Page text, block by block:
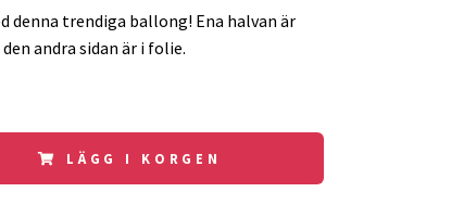
denna trendiga ballong! Ena halvan är
andra sidan är i folie.
LÄGG I KORGEN